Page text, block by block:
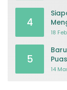
4
18
5
14